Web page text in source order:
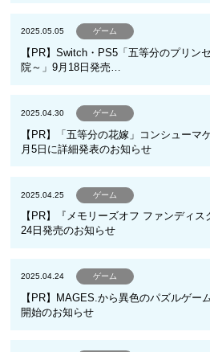
2025.05.05 ゲーム
【PR】Switch・PS5「五等分のプリン
院～」9月18日発売…
2025.04.30 ゲーム
【PR】「五等分の花嫁」コンシューマ
月5日に詳細発表のお知らせ
2025.04.25 ゲーム
【PR】『メモリーズオフ ファンディ
24日発売のお知らせ
2025.04.24 ゲーム
【PR】MAGES.から異色のパズルゲー
開始のお知らせ